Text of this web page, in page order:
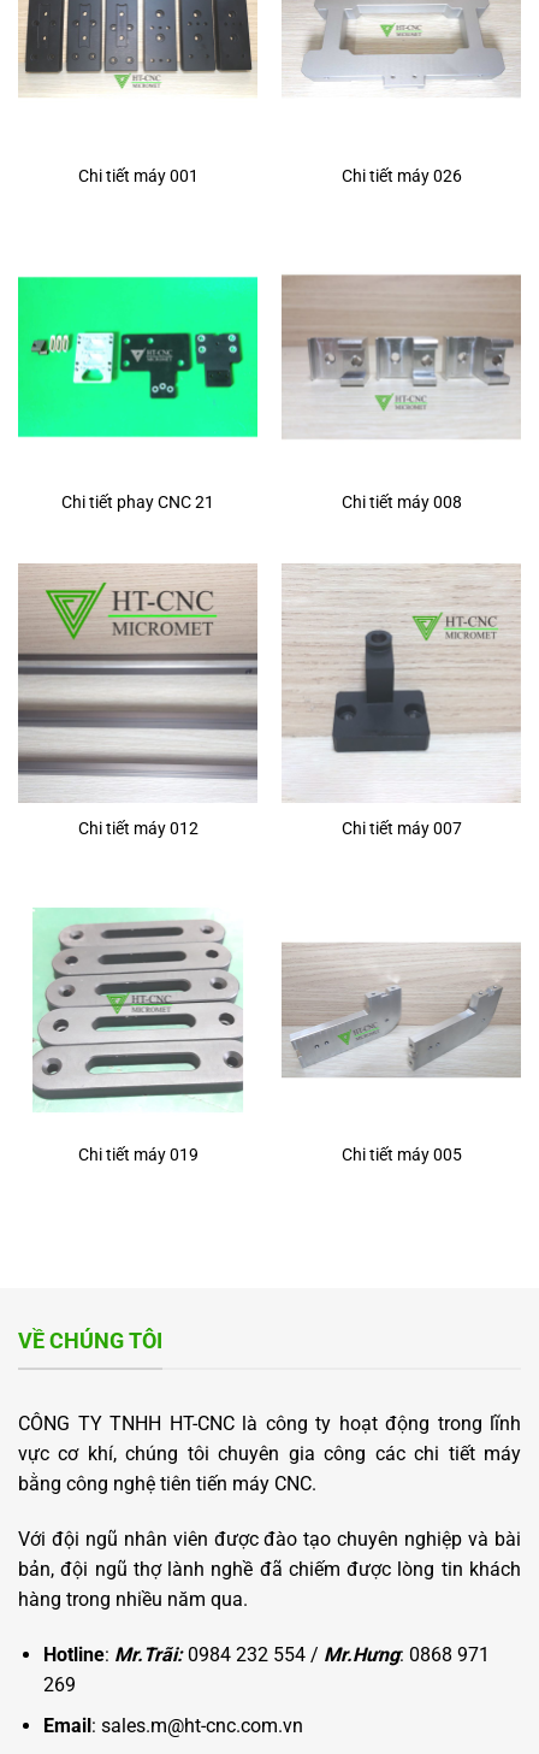
Chi tiết máy 001 Chi tiết máy 026
Chi tiết phay CNC 21 Chi tiết máy 008
Chi tiết máy 012 Chi tiết máy 007
Chi tiết máy 019 Chi tiết máy 005
VỀ CHÚNG TÔI
CÔNG TY TNHH HT-CNC là công ty hoạt động trong lĩnh
vực cơ khí, chúng tôi chuyên gia công các chi tiết máy
bằng công nghệ tiên tiến máy CNC.
Với đội ngũ nhân viên được đào tạo chuyên nghiệp và bài
bản, đội ngũ thợ lành nghề đã chiếm được lòng tin khách
hàng trong nhiều năm qua.
Hotline: Mr.Trãi:0984 232 554 / Mr.Hưng: 0868 971
269
Email: sales.m@ht-cnc.com.vn